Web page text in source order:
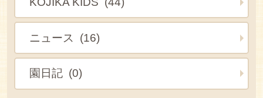
ニュース (16)
園日記 (0)